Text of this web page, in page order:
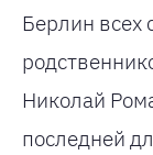
Берлин всех
Николай
последней